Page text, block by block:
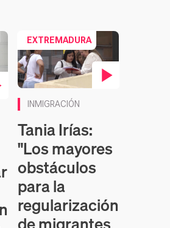
EXTREMADURA
INMIGRACIÓN
Tania Irías:
"Los mayores
obstáculos
para la
regularización